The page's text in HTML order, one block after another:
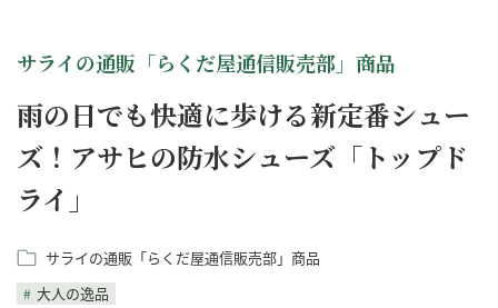
サライの通販「らくだ屋通信販売部」商品
雨の日でも快適に歩ける新定番シュー
ズ！アサヒの防水シューズ「トップド
ライ」
サライの通販「らくだ屋通信販売部」商品
大人の逸品